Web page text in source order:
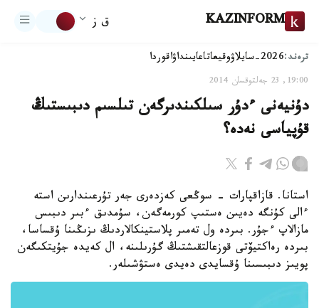
KAZINFORM ق ز
ترەند:2026-سايلاۋ وقيعاتاعايىنداۋاقوردا
19:00, 23 جەلتوقسان 2014
دۇنيەنى ءدۇر سىلكىندىرگەن تىلسىم دىبىستىڭ
قۇپياسى نەدە؟
استانا. قازاقپارات - سوڭعى كەزدەرى جەر تۇرعىندارىن استە
ءالى كۇنگە دەيىن ەستىپ كورمەگەن، سۇمدىق ءبىر دىبىس
مازالاپ ءجۇر. بىردە ول تەمىر پلاستينكالاردىڭ ىزىڭىنا ۇقساسا،
بىردە رەاكتيۆتى قوزعالتقىشتىڭ گۇرىلىنە، ال كەيدە جۇيتكىگەن
پويىز دىبىسىنا ۇقسايدى دەيدى ەستۋشىلەر.